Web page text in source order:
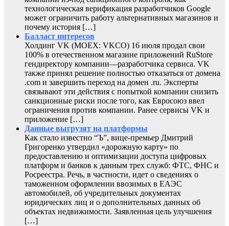
технологическая верификация разработчиков Google
может ограничить работу альтернативных магазинов и
почему история […]
Балласт интересов
Холдинг VK (MOEX: VKCO) 16 июля продал свои
100% в отечественном магазине приложений RuStore
гендиректору компании—разработчика сервиса. VK
также принял решение полностью отказаться от домена
.com и завершить переход на домен .ru. Эксперты
связывают эти действия с попыткой компании снизить
санкционные риски после того, как Евросоюз ввел
ограничения против компании. Ранее сервисы VK и
приложение […]
Данные выгрузят на платформы
Как стало известно “Ъ”, вице-премьер Дмитрий
Григоренко утвердил «дорожную карту» по
предоставлению и оптимизации доступа цифровых
платформ и банков к данным трех служб: ФТС, ФНС и
Росреестра. Речь, в частности, идет о сведениях о
таможенном оформлении ввозимых в ЕАЭС
автомобилей, об учредительных документах
юридических лиц и о дополнительных данных об
объектах недвижимости. Заявленная цель улучшения
[…]